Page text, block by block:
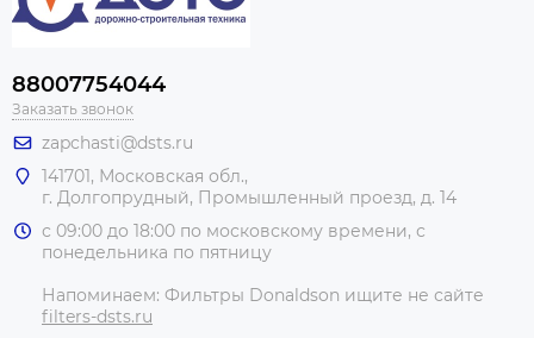
88007754044
Заказать звонок
zapchasti@dsts.ru
141701, Московская обл.,
г. Долгопрудный, Промышленный проезд, д. 14
с 09:00 до 18:00 по московскому времени, с
понедельника по пятницу
Напоминаем: Фильтры Donaldson ищите не сайте
filters-dsts.ru